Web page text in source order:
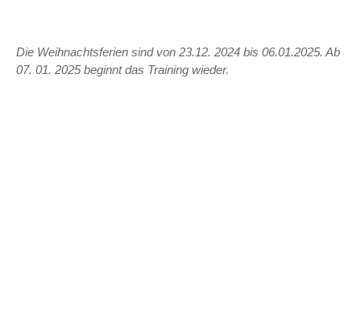
Die Weihnachtsferien sind von 23.12. 2024 bis 06.01.2025. Ab
07. 01. 2025 beginnt das Training wieder.